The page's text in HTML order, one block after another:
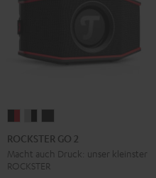
GO
2
Black
GO
2
Gray
GO
ROCKSTER GO 2
Macht auch Druck: unser kleinster
ROCKSTER